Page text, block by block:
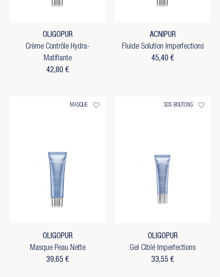
OLIGOPUR
Crème Contrôle Hydra-
Matifiante
42,80 €
ACNIPUR
Fluide Solution Imperfections
45,40 €
MASQUE favorite_border
OLIGOPUR
Masque Peau Nette
39,65 €
SOS BOUTONS favorite_border
OLIGOPUR
Gel Ciblé Imperfections
33,55 €